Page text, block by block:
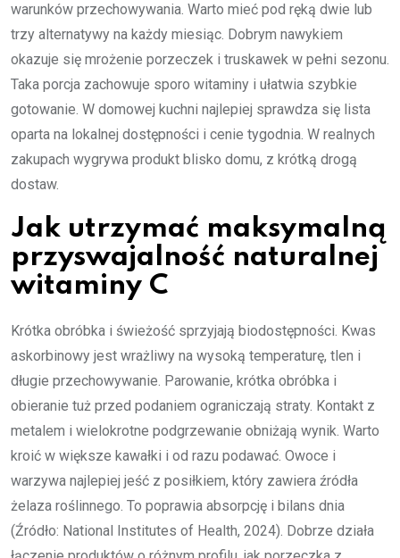
warunków przechowywania. Warto mieć pod ręką dwie lub
trzy alternatywy na każdy miesiąc. Dobrym nawykiem
okazuje się mrożenie porzeczek i truskawek w pełni sezonu.
Taka porcja zachowuje sporo witaminy i ułatwia szybkie
gotowanie. W domowej kuchni najlepiej sprawdza się lista
oparta na lokalnej dostępności i cenie tygodnia. W realnych
zakupach wygrywa produkt blisko domu, z krótką drogą
dostaw.
Jak utrzymać maksymalną
przyswajalność naturalnej
witaminy C
Krótka obróbka i świeżość sprzyjają biodostępności. Kwas
askorbinowy jest wrażliwy na wysoką temperaturę, tlen i
długie przechowywanie. Parowanie, krótka obróbka i
obieranie tuż przed podaniem ograniczają straty. Kontakt z
metalem i wielokrotne podgrzewanie obniżają wynik. Warto
kroić w większe kawałki i od razu podawać. Owoce i
warzywa najlepiej jeść z posiłkiem, który zawiera źródła
żelaza roślinnego. To poprawia absorpcję i bilans dnia
(Źródło: National Institutes of Health, 2024). Dobrze działa